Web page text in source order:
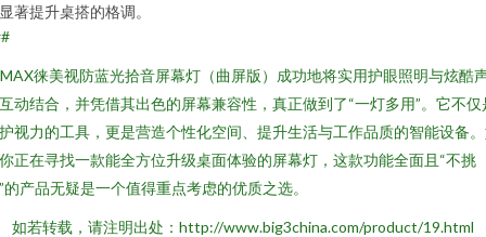
著提升桌搭的格调。
徕美视防蓝光拾音屏幕灯（曲屏版）成功地将实用护眼照明与炫酷
动结合，并凭借其出色的屏幕兼容性，真正做到了“一灯多用”。它不仅
视力的工具，更是营造个性化空间、提升生活与工作品质的智能设备
正在寻找一款能全方位升级桌面体验的屏幕灯，这款功能全面且“不挑
的产品无疑是一个值得重点考虑的优质之选。
如若转载，请注明出处：http://www.big3china.com/product/19.html